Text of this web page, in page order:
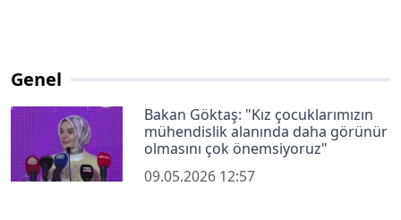
Genel
Bakan Göktaş: "Kız çocuklarımızın
mühendislik alanında daha görünür
olmasını çok önemsiyoruz"
09.05.2026 12:57